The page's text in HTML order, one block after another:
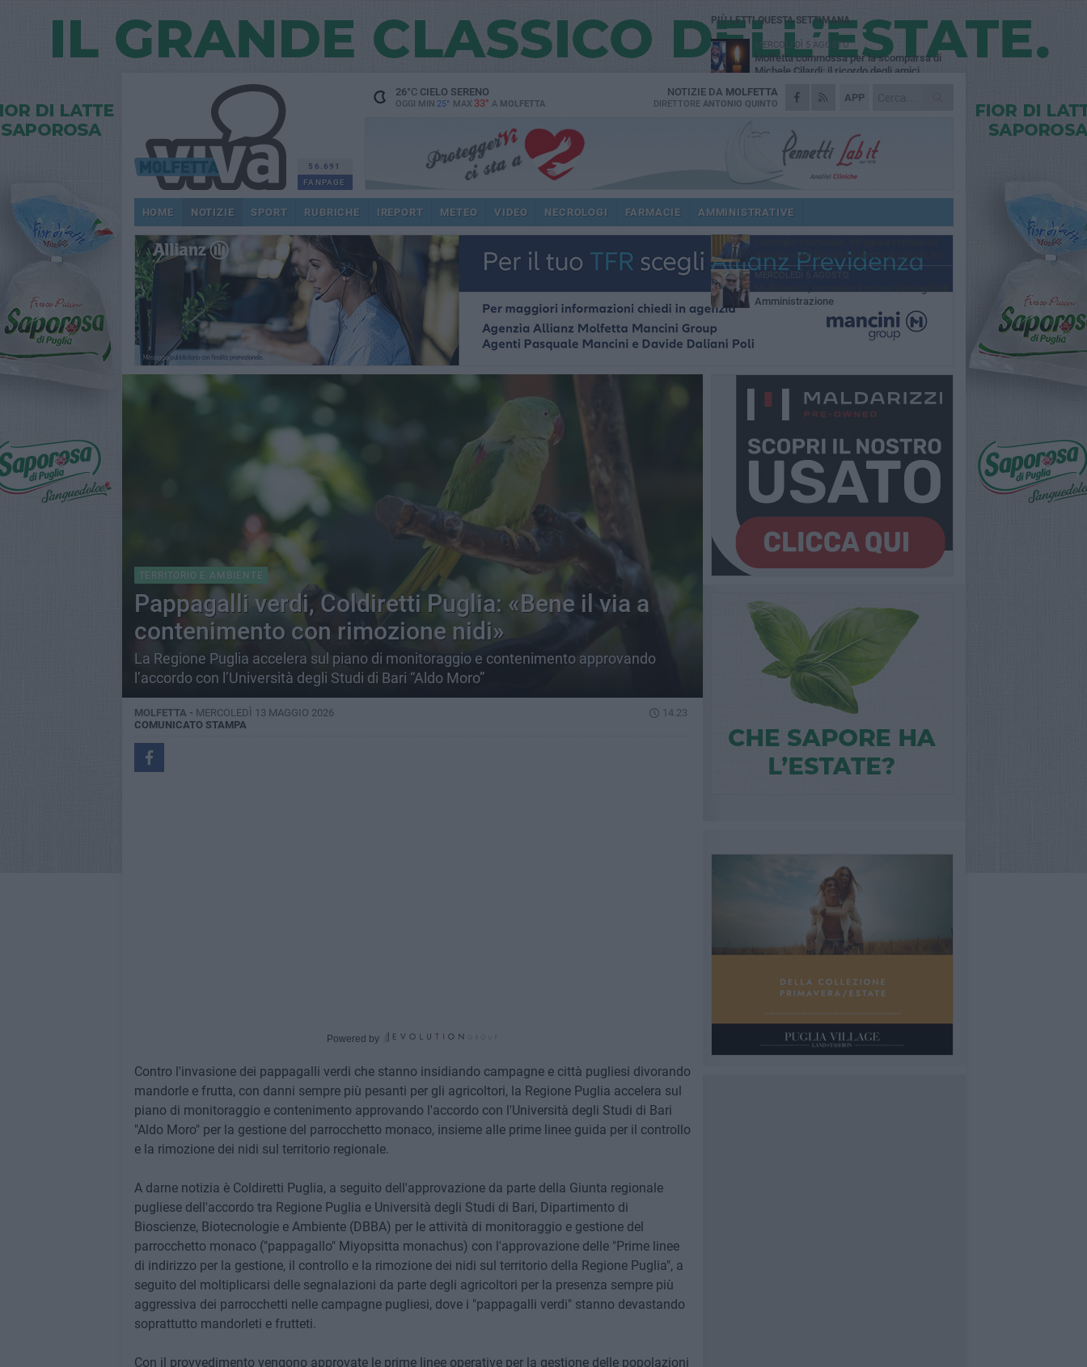
56.691
FANPAGE
26°CCIELO SERENO
OGGI MIN 25° MAX 33° A MOLFETTA
APP
NOTIZIE DA MOLFETTA
DIRETTORE ANTONIO QUINTO
HOME NOTIZIE SPORT RUBRICHE IREPORT METEO VIDEO NECROLOGI FARMACIE AMMINISTRATIVE
TERRITORIO E AMBIENTE
Pappagalli verdi, Coldiretti Puglia: «Bene il via a
contenimento con rimozione nidi»
La Regione Puglia accelera sul piano di monitoraggio e contenimento approvando
l’accordo con l’Università degli Studi di Bari “Aldo Moro”
MOLFETTA - MERCOLEDÌ 13 MAGGIO 2026
14.23
COMUNICATO STAMPA
Powered by
Contro l'invasione dei pappagalli verdi che stanno insidiando campagne e città pugliesi divorando
mandorle e frutta, con danni sempre più pesanti per gli agricoltori, la Regione Puglia accelera sul
piano di monitoraggio e contenimento approvando l'accordo con l'Università degli Studi di Bari
"Aldo Moro" per la gestione del parrocchetto monaco, insieme alle prime linee guida per il controllo
e la rimozione dei nidi sul territorio regionale.
A darne notizia è Coldiretti Puglia, a seguito dell'approvazione da parte della Giunta regionale
pugliese dell'accordo tra Regione Puglia e Università degli Studi di Bari, Dipartimento di
Bioscienze, Biotecnologie e Ambiente (DBBA) per le attività di monitoraggio e gestione del
parrocchetto monaco ("pappagallo" Miyopsitta monachus) con l'approvazione delle "Prime linee
di indirizzo per la gestione, il controllo e la rimozione dei nidi sul territorio della Regione Puglia", a
seguito del moltiplicarsi delle segnalazioni da parte degli agricoltori per la presenza sempre più
aggressiva dei parrocchetti nelle campagne pugliesi, dove i "pappagalli verdi" stanno devastando
soprattutto mandorleti e frutteti.
Con il provvedimento vengono approvate le prime linee operative per la gestione delle popolazioni
PIÙ LETTI QUESTA SETTIMANA
MERCOLEDÌ 5 AGOSTO
Molfetta commossa per la scomparsa di
Michele Cilardi: il ricordo degli amici
GIOVEDÌ 6 AGOSTO
Marittimo molfettese muore a bordo di un
SABATO 1 AGOSTO
La MTM Molfetta cerca autisti e
accompagnatori per gli scuolabus:
pubblicato il bando
GIOVEDÌ 6 AGOSTO
Molfetta piange Marta Maria Pisani, ultima
maestra della sartoria molfettese
SABATO 1 AGOSTO
Amato: «Mai limitato il diritto di parola, ho
fatto rispettare il regolamento»
MERCOLEDÌ 5 AGOSTO
Amministrazione